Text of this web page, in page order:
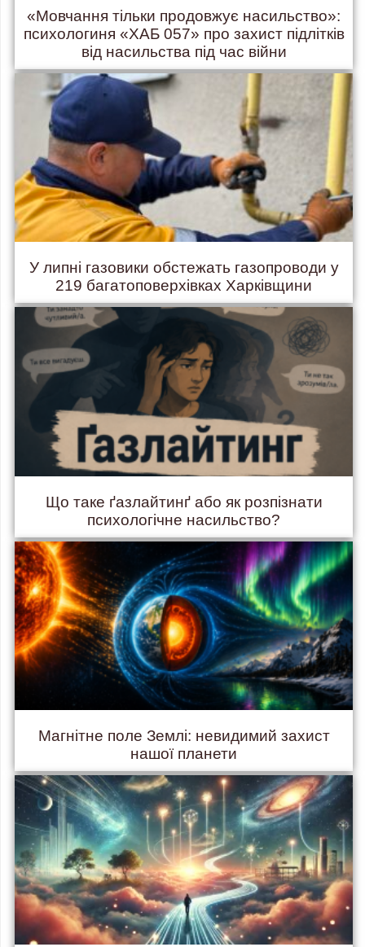
«Мовчання тільки продовжує насильство»:
психологиня «ХАБ 057» про захист підлітків
від насильства під час війни
У липні газовики обстежать газопроводи у
219 багатоповерхівках Харківщини
Що таке ґазлайтинґ або як розпізнати
психологічне насильство?
Магнітне поле Землі: невидимий захист
нашої планети